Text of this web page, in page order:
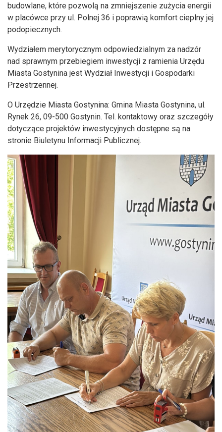
budowlane, które pozwolą na zmniejszenie zużycia energii
w placówce przy ul. Polnej 36 i poprawią komfort cieplny jej
podopiecznych.
Wydziałem merytorycznym odpowiedzialnym za nadzór
nad sprawnym przebiegiem inwestycji z ramienia Urzędu
Miasta Gostynina jest Wydział Inwestycji i Gospodarki
Przestrzennej.
O Urzędzie Miasta Gostynina: Gmina Miasta Gostynina, ul.
Rynek 26, 09-500 Gostynin. Tel. kontaktowy oraz szczegóły
dotyczące projektów inwestycyjnych dostępne są na
stronie Biuletynu Informacji Publicznej.